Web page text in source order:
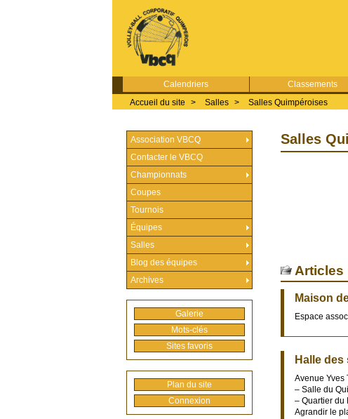
Calendriers Classements
Accueil du site > Salles > Salles Quimpéroises
Salles
Articles
Maison
Espace
Halle des
Avenue Yves
– Salle du
– Quartier du
Agrandir le
Association VBCQ
Contacter le VBCQ
Championnats
Coupes
Tournois
Équipes
Salles
Blog des équipes
Archives
Galerie
Mots-clés
Sites favoris
Plan du site
Connexion